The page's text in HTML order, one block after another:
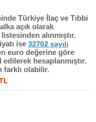
Türkiye İlaç ve Tıbbi
açık olarak
alınmıştır.
ise 32702 sayılı
euro değerine göre
hesaplanmıştır.
farklı olabilir.